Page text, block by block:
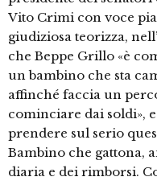
Vito Crimi con voce
giudiziosa teorizza,
che Beppe Grillo «è
un bambino che sta
affinché faccia un
cominciare dai soldi»,
prendere sul serio
Bambino che gattona,
diaria e dei rimborsi.